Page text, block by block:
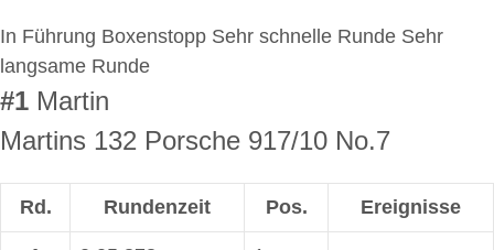
In Führung Boxenstopp Sehr schnelle Runde Sehr
langsame Runde
#1 Martin
Martins 132 Porsche 917/10 No.7
Rd. Rundenzeit Pos. Ereignisse